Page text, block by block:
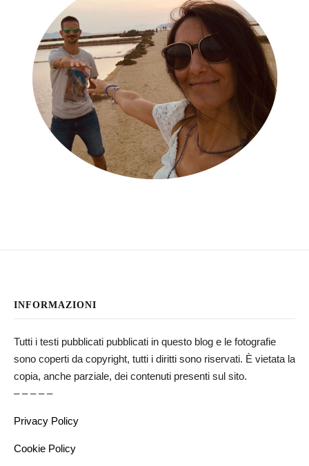
INFORMAZIONI
Tutti i testi pubblicati pubblicati in questo blog e le fotografie
sono coperti da copyright, tutti i diritti sono riservati. È vietata la
copia, anche parziale, dei contenuti presenti sul sito.
– – – – –
Privacy Policy
Cookie Policy